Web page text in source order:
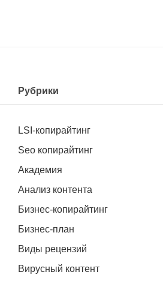
Рубрики
LSI-копирайтинг
Seo копирайтинг
Академия
Анализ контента
Бизнес-копирайтинг
Бизнес-план
Виды рецензий
Вирусный контент